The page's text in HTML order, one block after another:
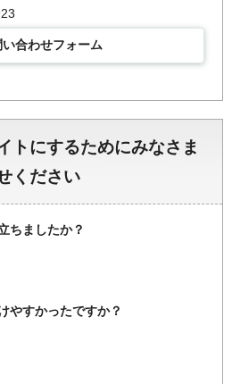
い合わせフォーム
トにするためにみなさま
ください
ちましたか？
やすかったですか？